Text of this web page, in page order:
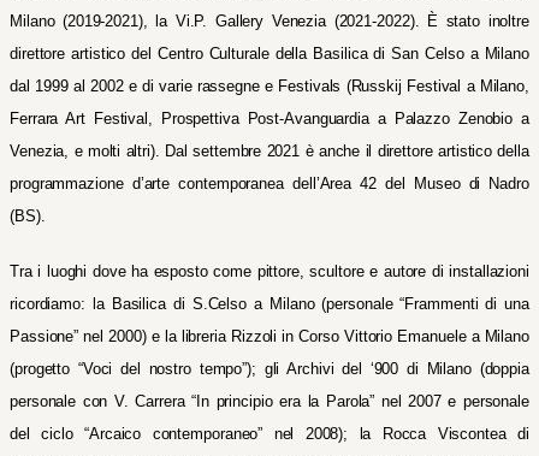
Milano (2019-2021), la Vi.P. Gallery Venezia (2021-2022). È stato inoltre
direttore artistico del Centro Culturale della Basilica di San Celso a Milano
dal 1999 al 2002 e di varie rassegne e Festivals (Russkij Festival a Milano,
Ferrara Art Festival, Prospettiva Post-Avanguardia a Palazzo Zenobio a
Venezia, e molti altri). Dal settembre 2021 è anche il direttore artistico della
programmazione d’arte contemporanea dell’Area 42 del Museo di Nadro
(BS).
Tra i luoghi dove ha esposto come pittore, scultore e autore di installazioni
ricordiamo: la Basilica di S.Celso a Milano (personale “Frammenti di una
Passione” nel 2000) e la libreria Rizzoli in Corso Vittorio Emanuele a Milano
(progetto “Voci del nostro tempo”); gli Archivi del ‘900 di Milano (doppia
personale con V. Carrera “In principio era la Parola” nel 2007 e personale
del ciclo “Arcaico contemporaneo” nel 2008); la Rocca Viscontea di